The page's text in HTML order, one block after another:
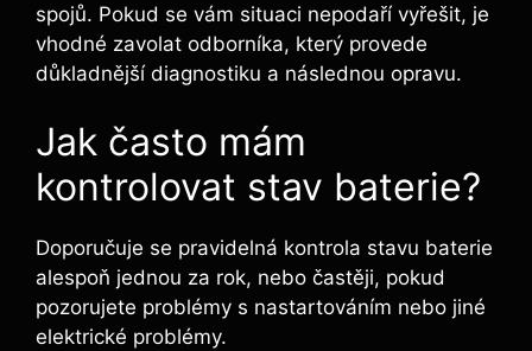
spojů. Pokud se vám situaci nepodaří vyřešit, je
vhodné zavolat odborníka, který provede
důkladnější diagnostiku a následnou opravu.
Jak často mám
kontrolovat stav baterie?
Doporučuje se pravidelná kontrola stavu baterie
alespoň jednou za rok, nebo častěji, pokud
pozorujete problémy s nastartováním nebo jiné
elektrické problémy.